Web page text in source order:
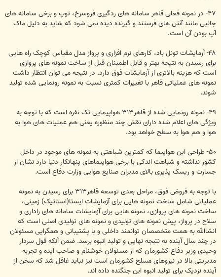
۴۷- در نمونه فعلی قاهر سامانه های ردگیری فروسرخ، توپ و برخی سامانه های
جانبی مانند آنتن های فرستند و گیرنده دیده نمی شود که شاید به دلیل ماک
آپ بودن آن است.
۴۸- آزمایشات تونل باد، کارهای نرم افزاری و پرواز مدل مقیاس کوچک راه هایی
برای رسیدن به نتیجه بهتر و قابل اطمینان قبل از ساخت نمونه های پروازی
است که هزینه بالاتری از آزمایشات فوق دارد. در نتیجه می توان انتظار داشت
نمونه های عملیاتی قاهر با تغییرات کمتری نسبت به نمونه رونمایی شده تولید
شوند.
۴۹- نمونه رونمایی شده از قاهر۳۱۳ هواپیمایی تک نفره است که با توجه به
ویژگی های اعلام شده دارای نقش چند منظوره یعنی هم عملیات های هوا به
هوا و هم هوا به سطح خواهد بود.
۵۰- طراحی این هواپیما که کمترین شباهتی به نمونه های موجود در داخل
کشور نداشته و شباهت اندکی با برخی هواپیماهای پنهانکار دنیا دارد نشان از
جسارت و ریسک پذیری بالای مدیران صنایع هوایی وزارت دفاع است.
با توجه به فروض فوق، مراحل بعدی توسعه قاهر۳۱۳ برای رسیدن به نمونه
عملیاتی شامل ساخت نمونه هایی برای آزمایشات ایستا(استاتیک) زمینی،
ساخت نمونه های پروازی، نمونه هایی برای آزمایشات سامانه های راداری و
سلاح در پرواز، پیش نمونه های تولیدی و نمونه های تولیدی اصلی است که
انشاالله به همت متخصصان توانمند داخلی و با پشتیبانی و همگرایی مسئولان
در چند سال آینده به نتیجه نهایی و تولید انبوه برسد. ضمن آنکه قول سردار
وحیدی وزیر دفاع کشورمان که از مسئولان خوشنام و صاحب ایده و تجربه
مدیریتی بالا در نیروهای مسلح کشورمان است نیز نباید غافل شد که سخن از
آینده نزدیک برای تولید انبوه این جنگنده داده اند.